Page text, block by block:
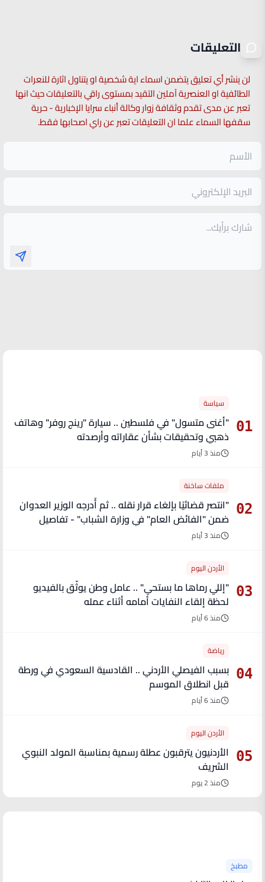
التعليقات
لن ينشر أي تعليق يتضمن اسماء اية شخصية او يتناول اثارة للنعرات
الطائفية او العنصرية آملين التقيد بمستوى راقي بالتعليقات حيث انها
تعبر عن مدى تقدم وثقافة زوار وكالة أنباء سرايا الإخبارية - حرية
سقفها السماء علما ان التعليقات تعبر عن راي اصحابها فقط.
01
سياسة
"أغنى متسول" في فلسطين .. سيارة "رينج روفر" وهاتف
ذهبي وتحقيقات بشأن عقاراته وأرصدته
منذ 3 أيام
02
ملفات ساخنة
"انتصر قضائيًا بإلغاء قرار نقله .. ثم أُدرجه الوزير العدوان
ضمن "الفائض العام" في وزارة الشباب" - تفاصيل
منذ 3 أيام
03
الأردن اليوم
"إللي رماها ما بستحي" .. عامل وطن يوثّق بالفيديو
لحظة إلقاء النفايات أمامه أثناء عمله
منذ 6 أيام
04
رياضة
بسبب الفيصلي الأردني .. القادسية السعودي في ورطة
قبل انطلاق الموسم
منذ 6 أيام
05
الأردن اليوم
الأردنيون يترقبون عطلة رسمية بمناسبة المولد النبوي
الشريف
منذ 2 يوم
مطبخ